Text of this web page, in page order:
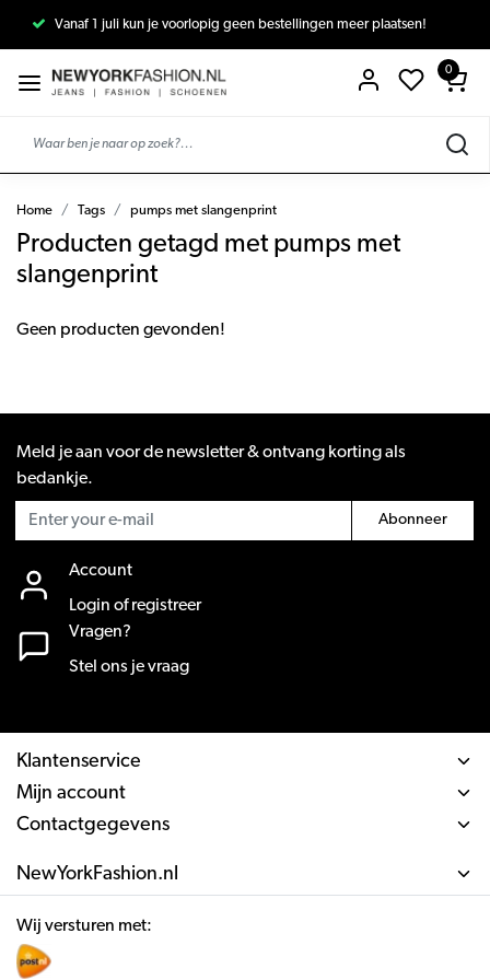
Vanaf 1 juli kun je voorlopig geen bestellingen meer plaatsen!
0
Home Tags pumps met slangenprint
Producten getagd met pumps met
slangenprint
Geen producten gevonden!
Meld je aan voor de newsletter & ontvang korting als
bedankje.
Abonneer
Account
Login of registreer
Vragen?
Stel ons je vraag
Klantenservice
Mijn account
Contactgegevens
NewYorkFashion.nl
Wij versturen met: